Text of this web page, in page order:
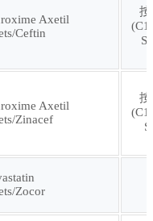
六批
十批
Axetil
Ceftin
Axetil
Zinacef
Zocor